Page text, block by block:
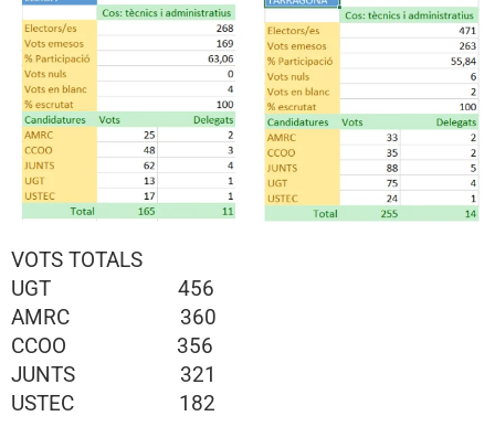
VOTS TOTALS
UGT 456
AMRC 360
CCOO 356
JUNTS 321
USTEC 182